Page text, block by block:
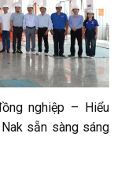
nghiệp – Hiểu
sẵn sàng sáng